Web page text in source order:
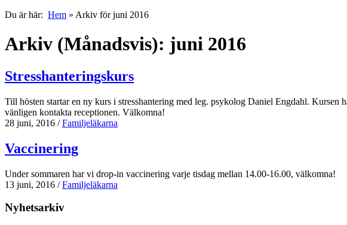
Du är här: Hem » Arkiv för juni 2016
Arkiv (Månadsvis): juni 2016
Stresshanteringskurs
Till hösten startar en ny kurs i stresshantering med leg. psykolog Daniel Engdahl.
vänligen kontakta receptionen. Välkomna!
28 juni, 2016 /Familjeläkarna
Vaccinering
Under sommaren har vi drop-in vaccinering varje tisdag mellan 14.00-16.00, välkomna!
13 juni, 2016 /Familjeläkarna
Nyhetsarkiv